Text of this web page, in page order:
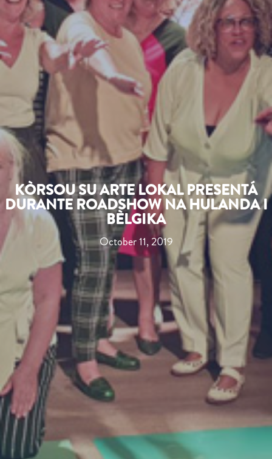
KÒRSOU SU ARTE LOKAL PRESENTÁ
DURANTE ROADSHOW NA HULANDA I
BÈLGIKA
October 11, 2019